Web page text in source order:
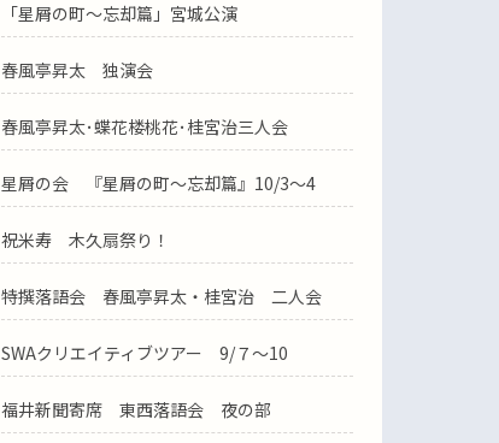
「星屑の町～忘却篇」宮城公演
春風亭昇太 独演会
春風亭昇太･蝶花楼桃花･桂宮治三人会
星屑の会 『星屑の町～忘却篇』10/3～4
祝米寿 木久扇祭り！
特撰落語会 春風亭昇太・桂宮治 二人会
SWAクリエイティブツアー 9/７～10
福井新聞寄席 東西落語会 夜の部